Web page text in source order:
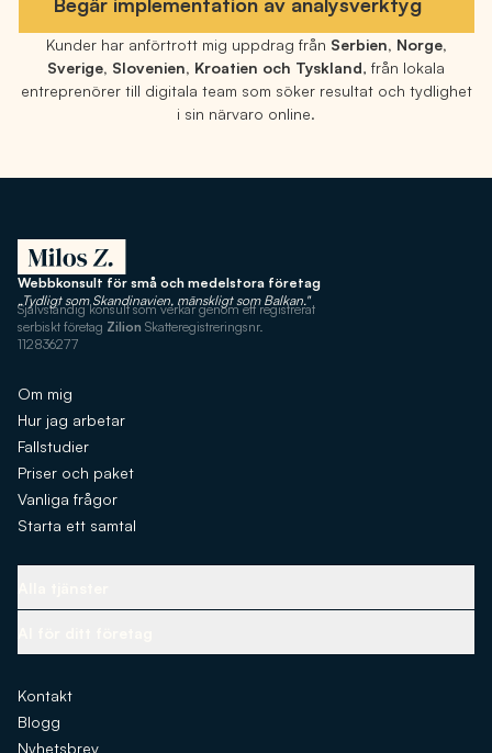
Kunder har anförtrott mig uppdrag från Serbien, Norge,
Sverige, Slovenien, Kroatien och Tyskland, från lokala
entreprenörer till digitala team som söker resultat och tydlighet
i sin närvaro online.
Webbkonsult för små och medelstora företag
„Tydligt som Skandinavien, mänskligt som Balkan."
Självständig konsult som verkar genom ett registrerat
serbiskt företag Zilion Skatteregistreringsnr.
112836277
Om mig
Hur jag arbetar
Fallstudier
Priser och paket
Vanliga frågor
Starta ett samtal
Att välja rätt teknik
Kommunikation och konvertering
Automatisering av innehåll
AI-verktyg
Kontakt
Blogg
Nyhetsbrev